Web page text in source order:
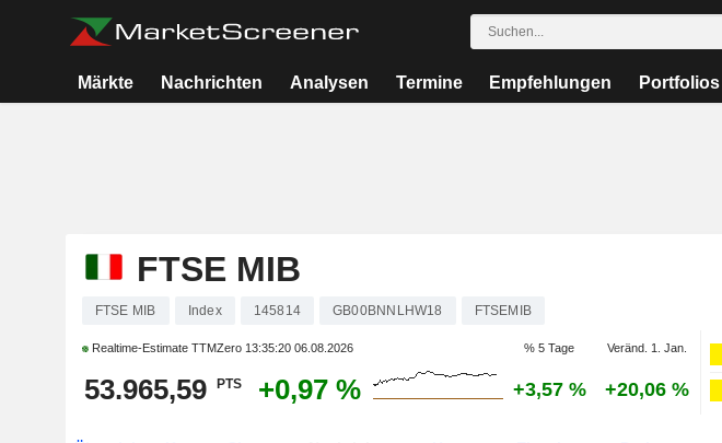
Märkte Nachrichten Analysen Termine Empfehlungen Portfolios
FTSE MIB
FTSE MIB Index 145814 GB00BNNLHW18 FTSEMIB
Realtime-Estimate TTMZero 13:35:20 06.08.2026 % 5 Tage Veränd. 1. Jan.
53.965,59 PTS +0,97 % +3,57 % +20,06 %